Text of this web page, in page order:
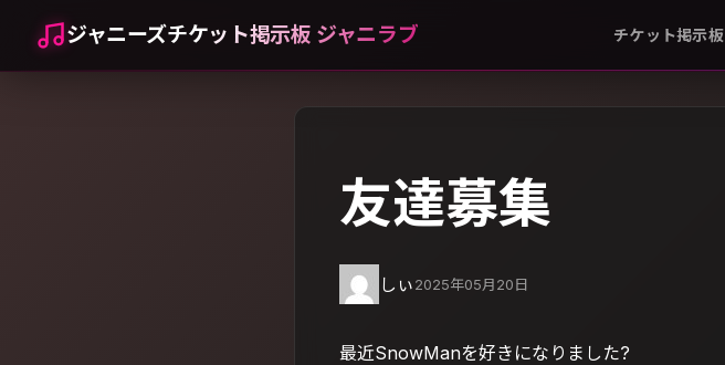
ジャニーズチケット掲示板 ジャニラブ チケット掲示板
友達募集
しぃ2025年05月20日
最近SnowManを好きになりました?